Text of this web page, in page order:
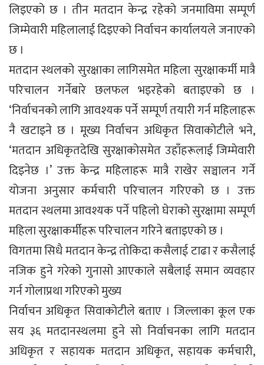
लिइएको छ । तीन मतदान केन्द्र रहेको जनमाविमा सम्पूर्ण
जिम्मेवारी महिलालाई दिइएको निर्वाचन कार्यालयले जनाएको
छ ।
मतदान स्थलको सुरक्षाका लागिसमेत महिला सुरक्षाकर्मी मात्रै
परिचालन गर्नेबारे छलफल भइरहेको बताइएको छ ।
‘निर्वाचनको लागि आवश्यक पर्ने सम्पूर्ण तयारी गर्न महिलाहरू
नै खटाइने छ । मूख्य निर्वाचन अधिकृत सिवाकोटीले भने,
‘मतदान अधिकृतदेखि सुरक्षाकोसमेत उहाँहरूलाई जिम्मेवारी
दिइनेछ ।’ उक्त केन्द्र महिलाहरू मात्रै राखेर सञ्चालन गर्ने
योजना अनुसार कर्मचारी परिचालन गरिएको छ । उक्त
मतदान स्थलमा आवश्यक पर्ने पहिलो घेराको सुरक्षामा सम्पूर्ण
महिला सुरक्षाकर्मीहरू परिचालन गरिने बताइएको छ ।
विगतमा सिधै मतदान केन्द्र तोकिदा कसैलाई टाढा र कसैलाई
नजिक हुने गरेको गुनासो आएकाले सबैलाई समान व्यवहार
गर्न गोलाप्रथा गरिएको मुख्य
निर्वाचन अधिकृत सिवाकोटीले बताए । जिल्लाका कूल एक
सय ३६ मतदानस्थलमा हुने सो निर्वाचनका लागि मतदान
अधिकृत र सहायक मतदान अधिकृत, सहायक कर्मचारी,